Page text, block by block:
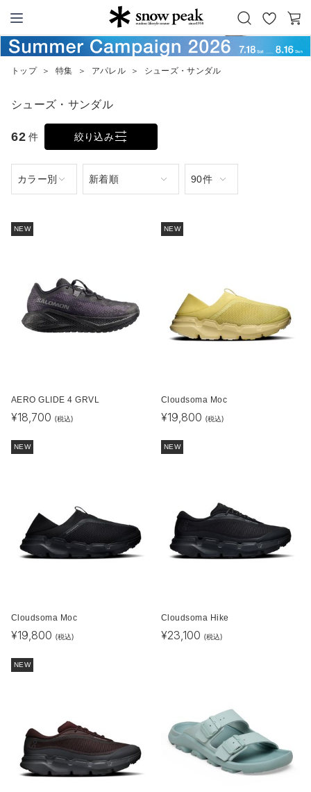
Snow Peak
お
気
カ
ー
トップ ＞ 特集 ＞ アパレル ＞ シューズ・サンダル
シューズ・サンダル
62 件 絞り込み
NEW
AERO GLIDE 4 GRVL
¥18,700 (税込)
NEW
Cloudsoma Moc
¥19,800 (税込)
NEW
Cloudsoma Moc
¥19,800 (税込)
NEW
Cloudsoma Hike
¥23,100 (税込)
NEW